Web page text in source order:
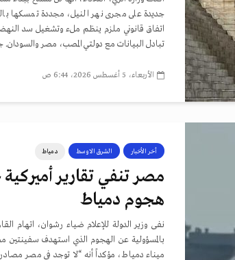
جديدة على مجرى نهر النيل، مجددة تمسكها
اتفاق قانوني ملزم ينظم ملء وتشغيل سد
تبادل البيانات مع دولتي المصب، مصر
الأربعاء، 5 أغسطس 2026، 6:44 ص
أخر الأخبار الشرق الاوسط دمياط
مصر تنفي تقارير
هجوم دمياط
نفى وزير الدولة للإعلام ضياء رشوان، اتهام
بالمسؤولية عن الهجوم الذي استهدف سفينتين
ميناء دمياط، مؤكداً أنه “لا توجد في مصر